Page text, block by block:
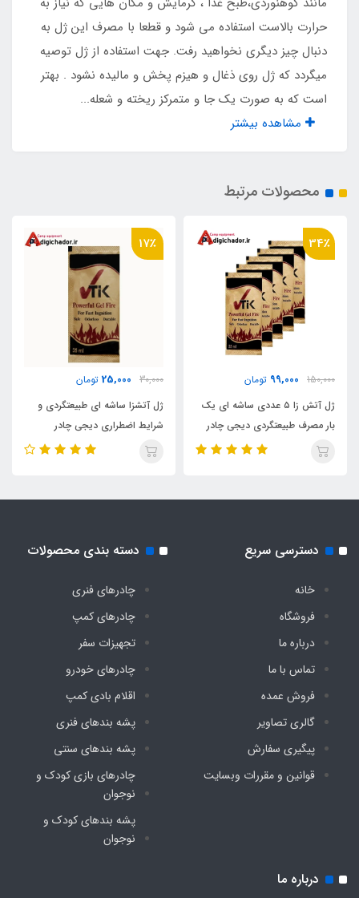
قرمز
ترکیبات اصلی
پایه الکل
تعداد درب بسته
روشن کردن هیزم، ذغال، پخت و پز و گرمایش در
شرایط اضطراری
حرارت بالاست استفاده می شود و قطعا با مصرف این ژل به
دنبال چیز دیگری نخواهید رفت. جهت استفاده از ژل توصیه
میگردد که ژل روی ذغال و هیزم پخش و مالیده نشود . بهتر
است که به صورت یک جا و متمرکز ریخته و شعله...
مشاهده بیشتر
محصولات مرتبط
34٪
150,000
99,000 تومان
ژل آتش زا ۵ عددی ساشه ای یک
بار مصرف طبیعتگردی دیجی چادر
17٪
30,000
25,000 تومان
ژل آتشزا ساشه ای طبیعتگردی و
شرایط اضطراری دیجی چادر
دسترسی سریع
خانه
فروشگاه
درباره ما
تماس با ما
فروش عمده
گالری تصاویر
پیگیری سفارش
قوانین و مقررات وبسایت
دسته بندی محصولات
چادرهای فنری
چادرهای کمپ
تجهیزات سفر
چادرهای خودرو
اقلام بادی کمپ
پشه‌ بندهای فنری
پشه‌ بندهای سنتی
چادرهای بازی کودک و
نوجوان
پشه‌ بندهای کودک و
نوجوان
درباره ما